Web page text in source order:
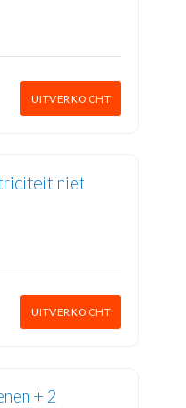
UITVERKOCHT
niet
UITVERKOCHT
+ 2